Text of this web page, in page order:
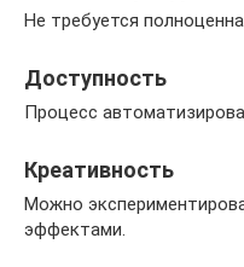
Не требуется
Доступность
Процесс
Креативность
Можно
эффектами.